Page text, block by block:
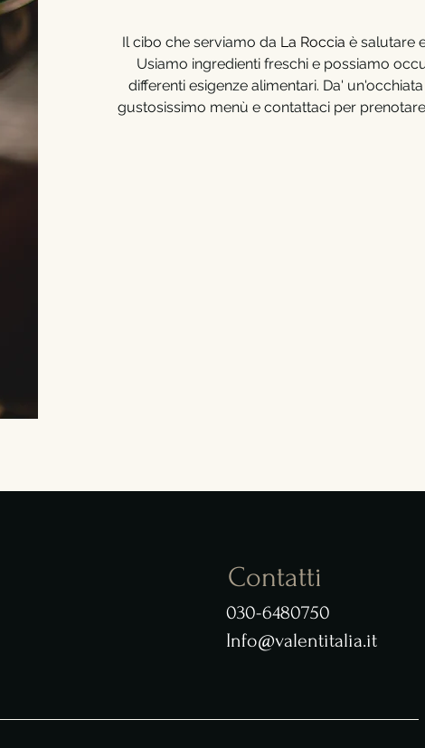
Il cibo che serviamo da La Roccia è salutare
Usiamo ingredienti freschi e possiamo
differenti esigenze alimentari. Da'
gustosissimo menù e contattaci per
Contatti
030-6480750
Info@valentitalia.it